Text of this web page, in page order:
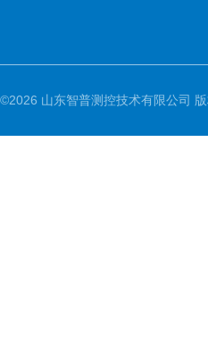
©2026 山东智普测控技术有限公司